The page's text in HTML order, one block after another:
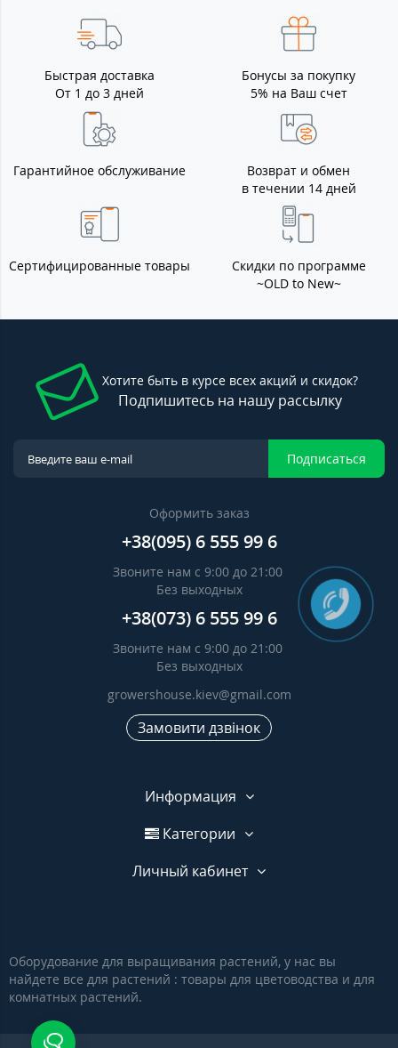
Быстрая доставка
От 1 до 3 дней
Бонусы за покупку
5% на Ваш счет
Гарантийное обслуживание
Возврат и обмен
в течении 14 дней
Сертифицированные товары
Скидки по программе
~OLD to New~
Хотите быть в курсе всех акций и скидок?
Подпишитесь на нашу рассылку
Подписаться
Оформить заказ
+38(095) 6 555 99 6
Звоните нам с 9:00 до 21:00
Без выходных
+38(073) 6 555 99 6
Звоните нам с 9:00 до 21:00
Без выходных
growershouse.kiev@gmail.com
Замовити дзвінок
Информация
Категории
Личный кабинет
Оборудование для выращивания растений, у нас вы
найдете все для растений : товары для цветоводства и для
комнатных растений.